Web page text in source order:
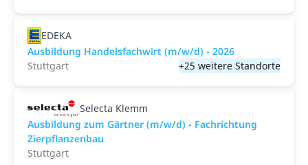
EDEKA
Ausbildung Handelsfachwirt (m/w/d) - 2026
Stuttgart
+25 weitere Standorte
Selecta Klemm
Ausbildung zum Gärtner (m/w/d) - Fachrichtung
Zierpflanzenbau
Stuttgart